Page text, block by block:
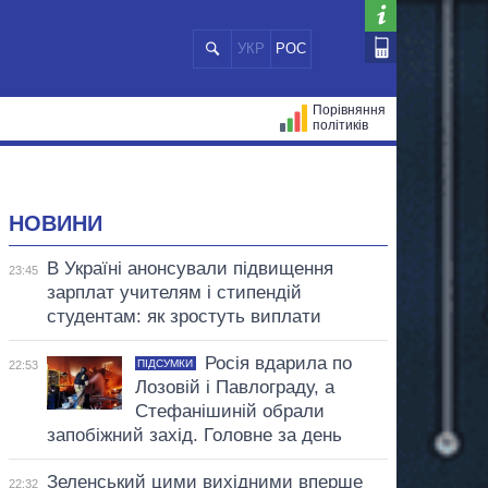
УКР РОС
Порівняння
політиків
НОВИНИ
23:45
В Україні анонсували підвищення
зарплат учителям і стипендій
студентам: як зростуть виплати
22:53 ПІДСУМКИ
Росія вдарила по
Лозовій і Павлограду, а
Стефанішиній обрали
запобіжний захід. Головне за день
22:32
Зеленський цими вихідними вперше